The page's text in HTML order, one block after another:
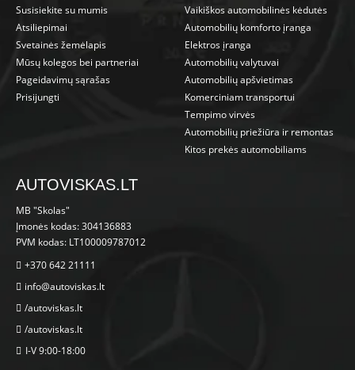
Susisiekite su mumis
Atsiliepimai
Svetainės žemėlapis
Mūsų kolegos bei partneriai
Pageidavimų sąrašas
Prisijungti
Vaikiškos automobilinės kėdutės
Automobilių komforto įranga
Elektros įranga
Automobilių valytuvai
Automobilių apšvietimas
Komerciniam transportui
Tempimo virvės
Automobilių priežiūra ir remontas
Kitos prekės automobiliams
AUTOVISKAS.LT
MB "Skolas"
Įmonės kodas: 304136883
PVM kodas: LT100009787012
+370 642 21111
info@autoviskas.lt
/autoviskas.lt
/autoviskas.lt
I-V 9:00-18:00